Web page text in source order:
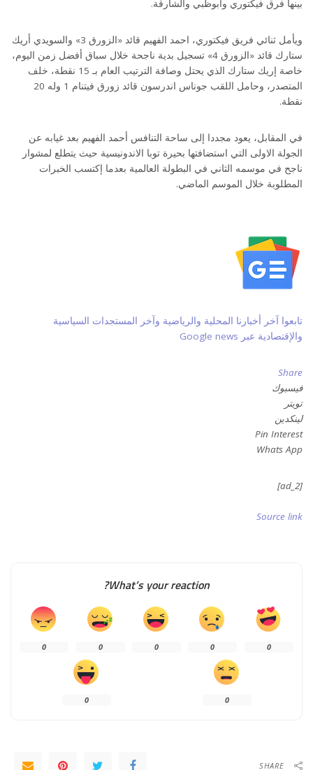
بينها فرق فيكتوري وأبوظبي والشارقة.
ويأمل ثنائي فريق فيكتوري، احمد الفهيم قائد «الزورق 3» والسويدي أريك
ستارك قائد «الزورق 4» تسجيل بدية ناجحة خلال سباق أفضل زمن اليوم،
خاصة إريك ستارك الذي يحتل وصافة الترتيب العام بـ 15 نقطة، خلف
المتصدر، وحامل اللقب جوناس اندرسون قائد زورق فيتنام 1 وله 20
نقطة.
في المقابل، يعود مجددا إلى ساحة التنافس أحمد الفهيم بعد غيابه عن
الجولة الاولى التي استضافتها بحيرة توبا الاندونيسية حيث يتطلع لمشوار
ناجح في موسمه الثاني في البطولة العالمية بعدما إكتسب الخبرات
المطلوبة خلال الموسم الماضي.
تابعوا آخر أخبارنا المحلية والرياضية وآخر المستجدات السياسية
والإقتصادية عبر Google news
Share
فيسبوك
تويتر
لينكدين
Pin Interest
Whats App
[ad_2]
Source link
What’s your reaction?
0
0
0
0
0
0
0
SHARE